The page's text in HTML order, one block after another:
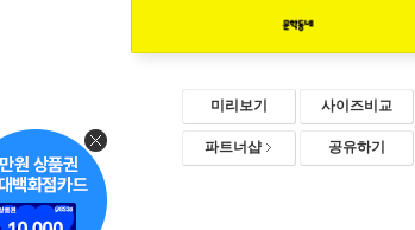
미리보기 사이즈비교
파트너샵 공유하기